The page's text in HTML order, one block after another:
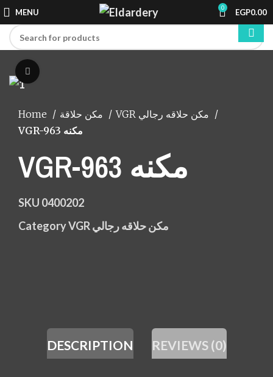
MENU 0 EGP0.00
Home
VGR-963 مكنه
VGR-963 مكنه
SKU 0400202
Category
VGR مكن حلاقه رجالي
DESCRIPTION REVIEWS (0)